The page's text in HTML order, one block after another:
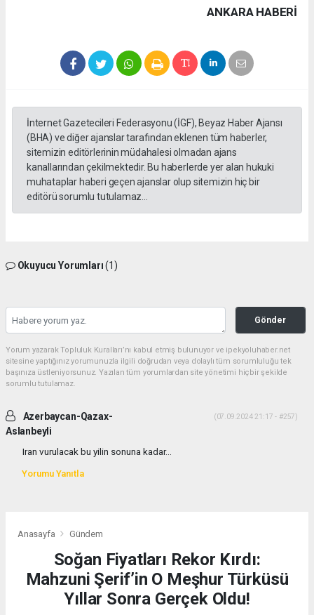
ANKARA HABERİ
İnternet Gazetecileri Federasyonu (İGF), Beyaz Haber Ajansı
(BHA) ve diğer ajanslar tarafından eklenen tüm haberler,
sitemizin editörlerinin müdahalesi olmadan ajans
kanallarından çekilmektedir. Bu haberlerde yer alan hukuki
muhataplar haberi geçen ajanslar olup sitemizin hiç bir
editörü sorumlu tutulamaz...
Okuyucu Yorumları(1)
Gönder
Yorum yazarak Topluluk Kuralları’nı kabul etmiş bulunuyor ve ipekyoluhaber.net
sitesine yaptığınız yorumunuzla ilgili doğrudan veya dolaylı tüm sorumluluğu tek
başınıza üstleniyorsunuz. Yazılan tüm yorumlardan site yönetimi hiçbir şekilde
sorumlu tutulamaz.
Azerbaycan-Qazax-
Aslanbeyli
(07.09.2024 21:17 - #257)
Iran vurulacak bu yilin sonuna kadar...
Yorumu Yanıtla
Anasayfa Gündem
Soğan Fiyatları Rekor Kırdı:
Mahzuni Şerif’in O Meşhur Türküsü
Yıllar Sonra Gerçek Oldu!